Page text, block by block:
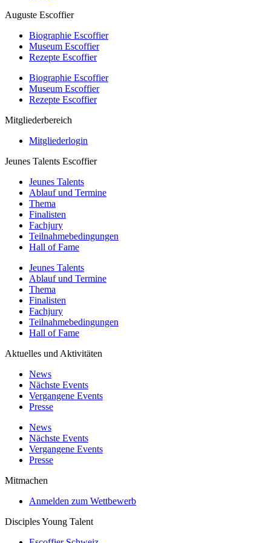
Auguste Escoffier
Biographie Escoffier
Museum Escoffier
Rezepte Escoffier
Biographie Escoffier
Museum Escoffier
Rezepte Escoffier
Mitgliederbereich
Mitgliederlogin
Jeunes Talents Escoffier
Jeunes Talents
Ablauf und Termine
Thema
Finalisten
Fachjury
Teilnahmebedingungen
Hall of Fame
Jeunes Talents
Ablauf und Termine
Thema
Finalisten
Fachjury
Teilnahmebedingungen
Hall of Fame
Aktuelles und Aktivitäten
News
Nächste Events
Vergangene Events
Presse
News
Nächste Events
Vergangene Events
Presse
Mitmachen
Anmelden zum Wettbewerb
Disciples Young Talent